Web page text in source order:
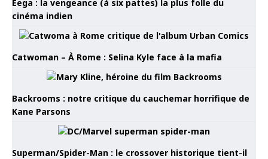
Eega : la vengeance (à six pattes) la plus folle du
cinéma indien
Catwoman – À Rome : Selina Kyle face à la mafia
Backrooms : notre critique du cauchemar horrifique de
Kane Parsons
Superman/Spider-Man : le crossover historique tient-il